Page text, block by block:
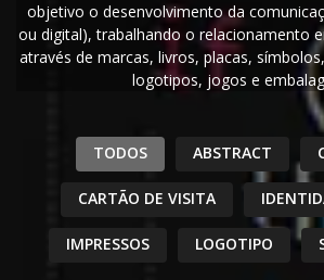
objetivo o desenvolvimento da
ou digital), trabalhando o relacionamento
através de marcas, livros, placas,
logotipos, jogos e
TODOS ABSTRACT
CARTÃO DE VISITA
IMPRESSOS LOGOTIPO